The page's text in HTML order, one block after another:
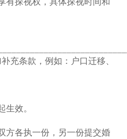
有探视权，具体探视时间和
充条款，例如：户口迁移、
生效。
方各执一份，另一份提交婚